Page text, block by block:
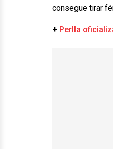
consegue tirar
+ Perlla